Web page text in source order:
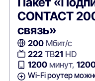
CONTACT
связь»
200Мбит/с
222ТВ21 HD
1200минут,
Wi-Fi роутер